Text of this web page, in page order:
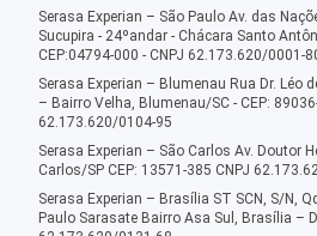
Serasa Experian – São Paulo Av. das
Sucupira - 24ºandar - Chácara Santo
CEP:04794-000 - CNPJ 62.173.620/0001-
Serasa Experian – Blumenau Rua Dr. Léo
– Bairro Velha, Blumenau/SC - CEP:
62.173.620/0104-95
Serasa Experian – São Carlos Av. Doutor
Carlos/SP CEP: 13571-385 CNPJ
Serasa Experian – Brasília ST SCN, S/N,
Paulo Sarasate Bairro Asa Sul, Brasília –